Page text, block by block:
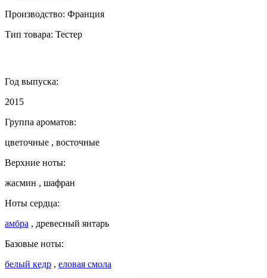
Производство: Франция
Тип товара: Тестер
Год выпуска:
2015
Группа ароматов:
цветочные , восточные
Верхние ноты:
жасмин , шафран
Ноты сердца:
амбра , древесный янтарь
Базовые ноты:
белый кедр , еловая смола